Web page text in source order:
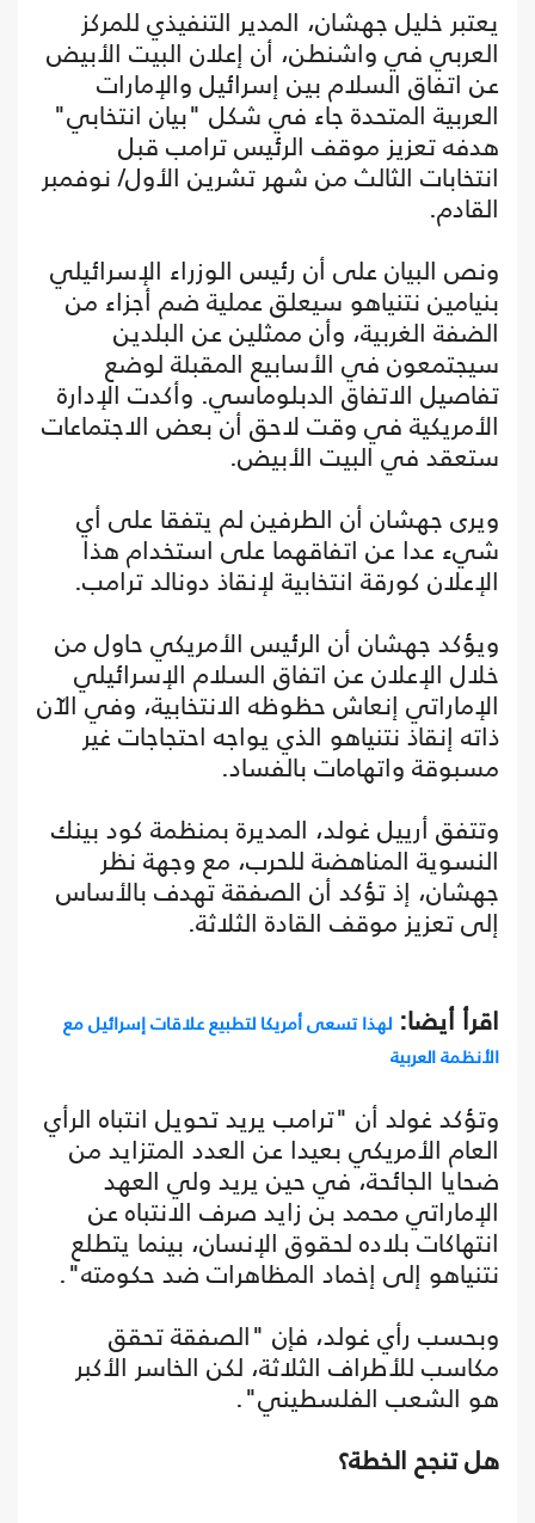
يعتبر خليل جهشان، المدير التنفيذي للمركز
العربي في واشنطن، أن إعلان البيت الأبيض
عن اتفاق السلام بين إسرائيل والإمارات
العربية المتحدة جاء في شكل "بيان انتخابي"
هدفه تعزيز موقف الرئيس ترامب قبل
انتخابات الثالث من شهر تشرين الأول/ نوفمبر
القادم.
ونص البيان على أن رئيس الوزراء الإسرائيلي
بنيامين نتنياهو سيعلق عملية ضم أجزاء من
الضفة الغربية، وأن ممثلين عن البلدين
سيجتمعون في الأسابيع المقبلة لوضع
تفاصيل الاتفاق الدبلوماسي. وأكدت الإدارة
الأمريكية في وقت لاحق أن بعض الاجتماعات
ستعقد في البيت الأبيض.
ويرى جهشان أن الطرفين لم يتفقا على أي
شيء عدا عن اتفاقهما على استخدام هذا
الإعلان كورقة انتخابية لإنقاذ دونالد ترامب.
ويؤكد جهشان أن الرئيس الأمريكي حاول من
خلال الإعلان عن اتفاق السلام الإسرائيلي
الإماراتي إنعاش حظوظه الانتخابية، وفي الآن
ذاته إنقاذ نتنياهو الذي يواجه احتجاجات غير
مسبوقة واتهامات بالفساد.
وتتفق أرييل غولد، المديرة بمنظمة كود بينك
النسوية المناهضة للحرب، مع وجهة نظر
جهشان، إذ تؤكد أن الصفقة تهدف بالأساس
إلى تعزيز موقف القادة الثلاثة.
اقرأ أيضا: لهذا تسعى أمريكا لتطبيع علاقات إسرائيل مع
الأنظمة العربية
وتؤكد غولد أن "ترامب يريد تحويل انتباه الرأي
العام الأمريكي بعيدا عن العدد المتزايد من
ضحايا الجائحة، في حين يريد ولي العهد
الإماراتي محمد بن زايد صرف الانتباه عن
انتهاكات بلاده لحقوق الإنسان، بينما يتطلع
نتنياهو إلى إخماد المظاهرات ضد حكومته".
وبحسب رأي غولد، فإن "الصفقة تحقق
مكاسب للأطراف الثلاثة، لكن الخاسر الأكبر
هو الشعب الفلسطيني".
هل تنجح الخطة؟